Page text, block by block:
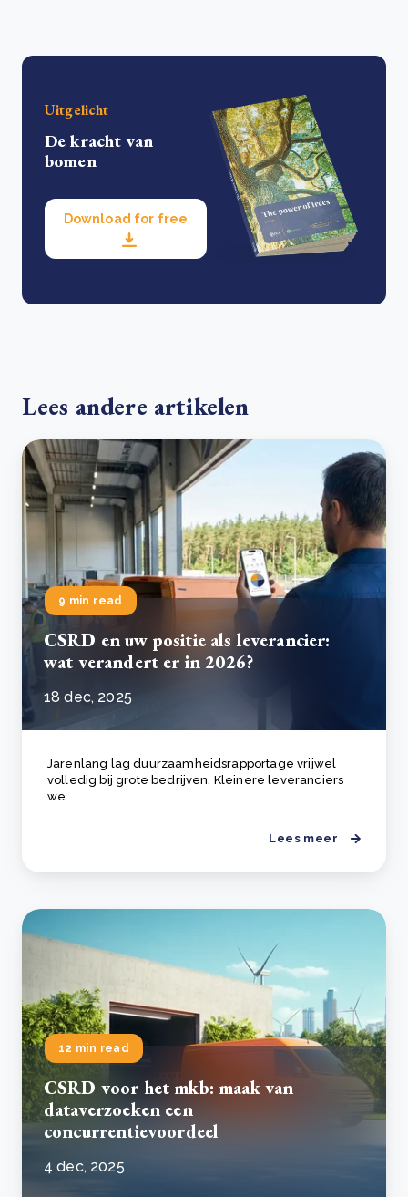
Uitgelicht
De kracht van
bomen
Download for free
Lees andere artikelen
9 min read
CSRD en uw positie als leverancier:
wat verandert er in 2026?
18 dec, 2025
Jarenlang lag duurzaamheidsrapportage vrijwel
volledig bij grote bedrijven. Kleinere leveranciers
we..
Lees meer
12 min read
CSRD voor het mkb: maak van
dataverzoeken een
concurrentievoordeel
4 dec, 2025